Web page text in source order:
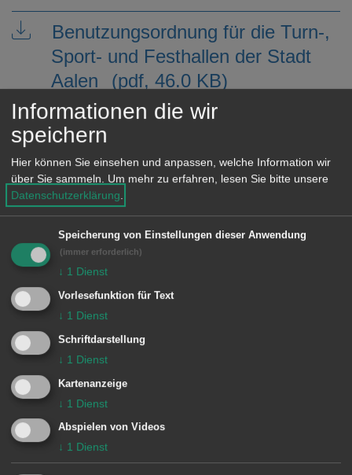
Benutzungsordnung für die Turn-,
Sport- und Festhallen der Stadt
Aalen
(pdf, 46.0 KB)
Unsere Anschrift
Steinbeisstraße 8
73430 Aalen
Telefon: 07361 566400
Lage im GIS-Geodatenportal anzeigen
Diese Karte kann auf Grund Ihrer Datenschutz-
Einstellungen nicht geladen werden.
Informationen die wir
speichern
Hier können Sie einsehen und anpassen, welche Information wir
über Sie sammeln. Um mehr zu erfahren, lesen Sie bitte unsere
Datenschutzerklärung.
Speicherung von Einstellungen dieser Anwendung
(immer erforderlich)
↓ 1 Dienst
Vorlesefunktion für Text
↓ 1 Dienst
Schriftdarstellung
↓ 1 Dienst
Kartenanzeige
↓ 1 Dienst
Abspielen von Videos
↓ 1 Dienst